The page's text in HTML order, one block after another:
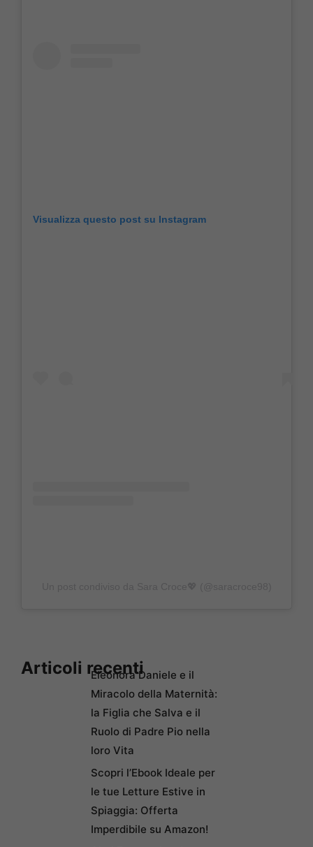
Visualizza questo post su Instagram
Articoli recentiEleonora Daniele e il
Miracolo della Maternità:
la Figlia che Salva e il
Ruolo di Padre Pio nella
loro Vita
Scopri l’Ebook Ideale per
le tue Letture Estive in
Spiaggia: Offerta
Imperdibile su Amazon!